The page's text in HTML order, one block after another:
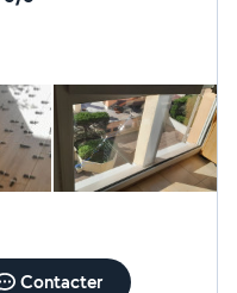
Contacter